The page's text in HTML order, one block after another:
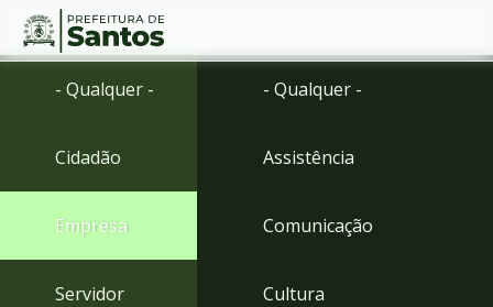
Ir
Ir
menu
Conteúdo
- Qualquer -
Cidadão
Empresa
Servidor
- Qualquer -
Assistência
Comunicação
Cultura